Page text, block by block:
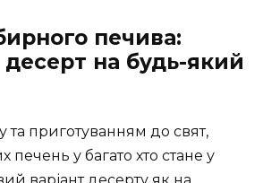
печива:
десерт на будь-який
та приготуванням до свят,
печень у багато хто стане у